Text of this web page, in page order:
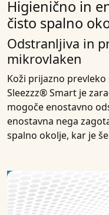
Higienično in
čisto spalno
Odstranljiva in
mikrovlaken
Koži prijazno
Sleezzz® Smart je
mogoče enostavno
enostavna nega
spalno okolje, kar je